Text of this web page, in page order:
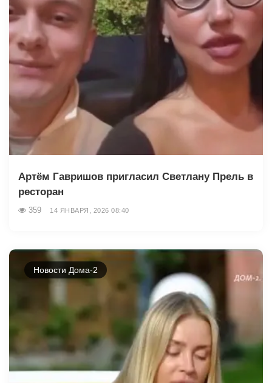
Артём Гавришов пригласил Светлану Прель в
ресторан
359 14 ЯНВАРЯ, 2026 08:40
Новости Дома-2